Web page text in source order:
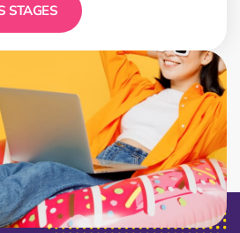
STAGES